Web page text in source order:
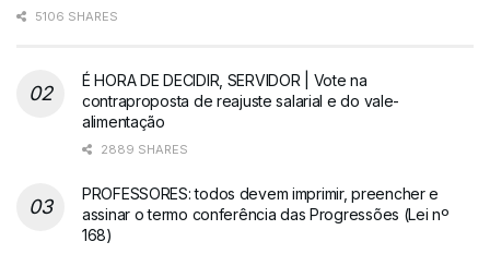
5106 SHARES
É HORA DE DECIDIR, SERVIDOR | Vote na
contraproposta de reajuste salarial e do vale-
alimentação
2889 SHARES
PROFESSORES: todos devem imprimir, preencher e
assinar o termo conferência das Progressões (Lei nº
168)